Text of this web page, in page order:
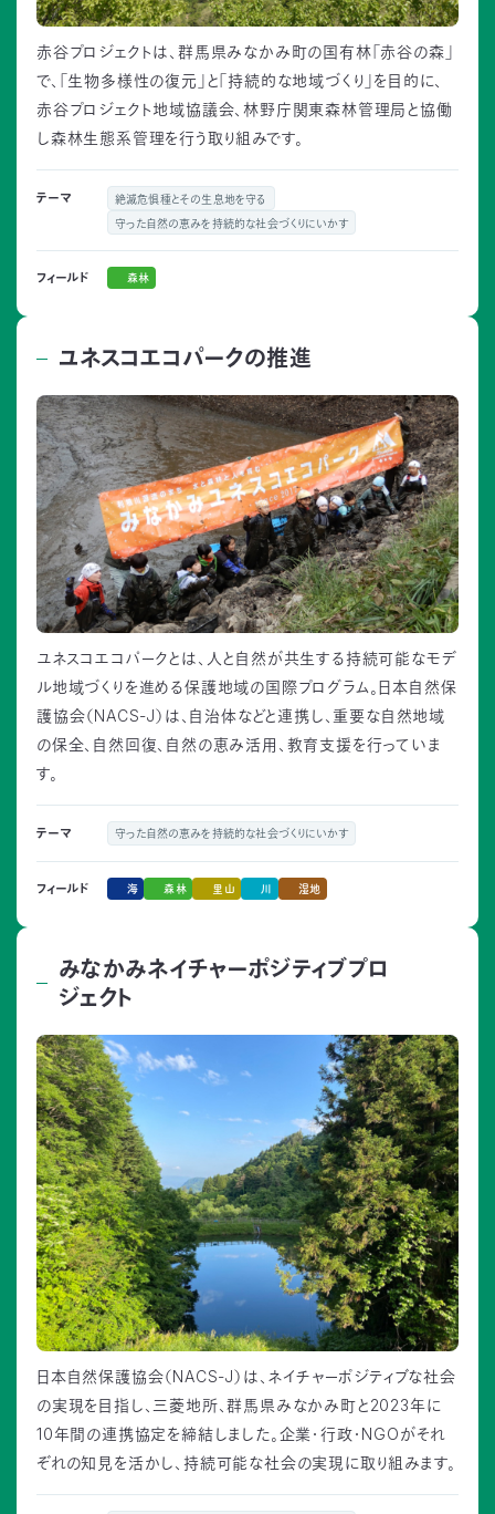
赤谷プロジェクトは、群馬県みなかみ町の国有林「赤谷の森」
で、「生物多様性の復元」と「持続的な地域づくり」を目的に、
赤谷プロジェクト地域協議会、林野庁関東森林管理局と協働
し森林生態系管理を行う取り組みです。
テーマ
絶滅危惧種とその生息地を守る
守った自然の恵みを持続的な社会づくりにいかす
フィールド 森林
ユネスコエコパークの推進
ユネスコエコパークとは、人と自然が共生する持続可能なモデ
ル地域づくりを進める保護地域の国際プログラム。日本自然保
護協会（NACS-J）は、自治体などと連携し、重要な自然地域
の保全、自然回復、自然の恵み活用、教育支援を行っていま
す。
テーマ 守った自然の恵みを持続的な社会づくりにいかす
フィールド 海 森林 里山 川 湿地
みなかみネイチャーポジティブプロ
ジェクト
日本自然保護協会（NACS-J）は、ネイチャーポジティブな社会
の実現を目指し、三菱地所、群馬県みなかみ町と2023年に
10年間の連携協定を締結しました。企業・行政・NGOがそれ
ぞれの知見を活かし、持続可能な社会の実現に取り組みます。